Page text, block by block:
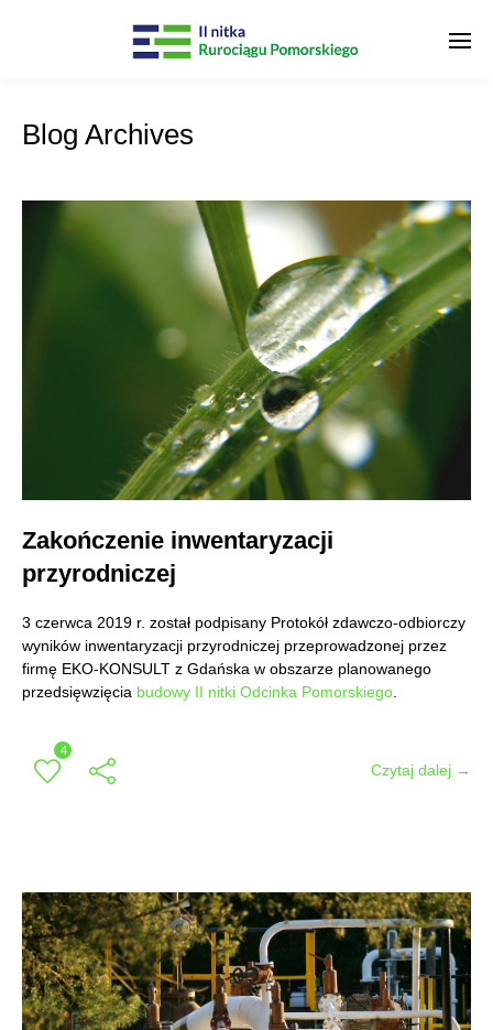
Blog Archives
Zakończenie inwentaryzacji
przyrodniczej
3 czerwca 2019 r. został podpisany Protokół zdawczo-odbiorczy
wyników inwentaryzacji przyrodniczej przeprowadzonej przez
firmę EKO-KONSULT z Gdańska w obszarze planowanego
przedsięwzięcia budowy II nitki Odcinka Pomorskiego
4
Czytaj dalej →